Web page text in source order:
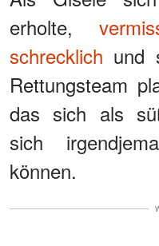
erholte,
schrecklich und
Rettungsteam
das sich als
sich
können.